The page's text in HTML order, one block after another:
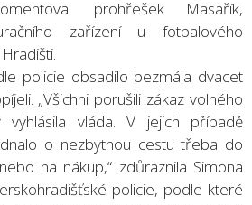
prohřešek Masařík,
zařízení u fotbalového
policie obsadilo bezmála dvacet
„Všichni porušili zákaz volného
vláda. V jejich případě
o nezbytnou cestu třeba do
na nákup,“ zdůraznila Simona
policie, podle které